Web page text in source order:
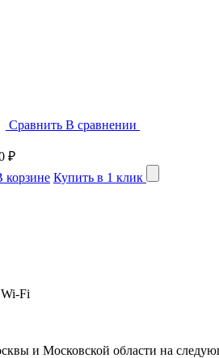
Сравнить В сравнении
₽
корзине Купить в 1 клик
Fi
и Московской области на